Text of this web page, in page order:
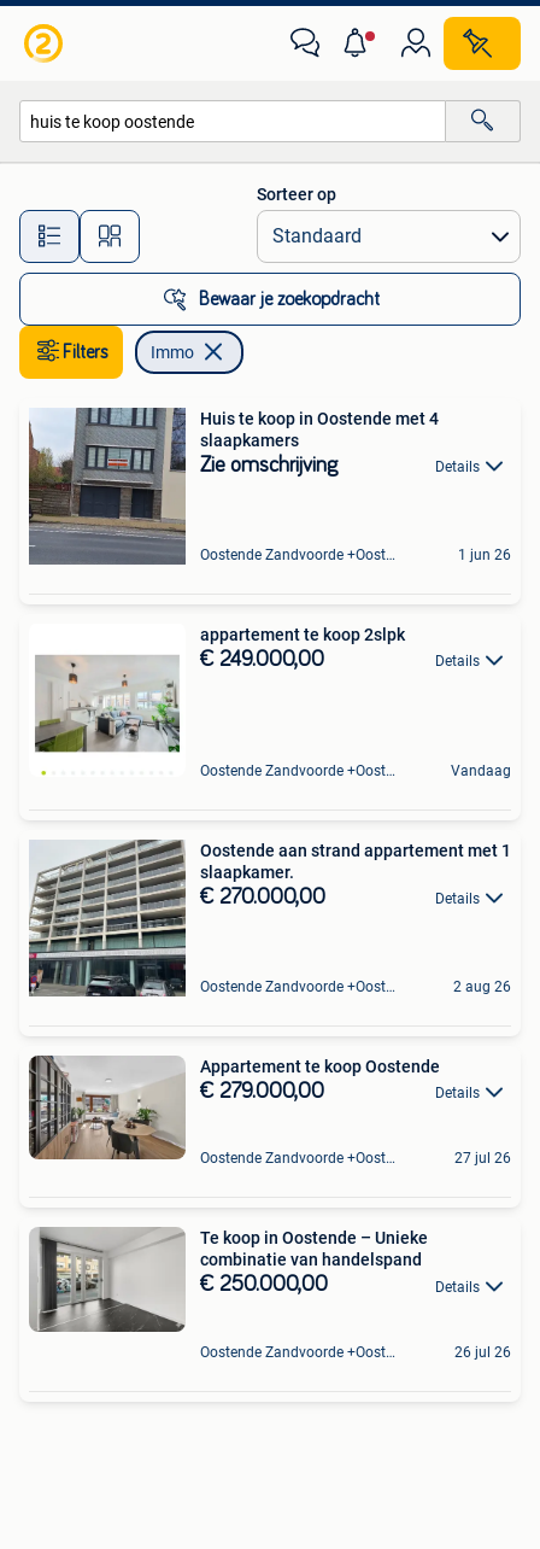
Alle afstanden…
Sorteer op
Bewaar je zoekopdracht
Filters Immo
Huis te koop in Oostende met 4
slaapkamers
Zie omschrijving Details
Oostende Zandvoorde +Oostende 1 jun 26
appartement te koop 2slpk
€ 249.000,00 Details
Oostende Zandvoorde +Oostende Vandaag
Oostende aan strand appartement met 1
slaapkamer.
€ 270.000,00 Details
Oostende Zandvoorde +Oostende 2 aug 26
Appartement te koop Oostende
€ 279.000,00 Details
Oostende Zandvoorde +Oostende 27 jul 26
Te koop in Oostende – Unieke
combinatie van handelspand
€ 250.000,00 Details
Oostende Zandvoorde +Oostende 26 jul 26